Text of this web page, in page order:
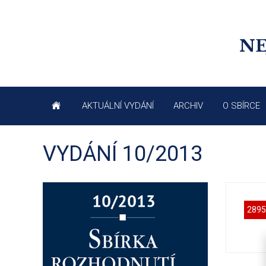
AKTUÁLNÍ VYDÁNÍ ARCHIV O SBÍRCE
VYDÁNÍ 10/2013